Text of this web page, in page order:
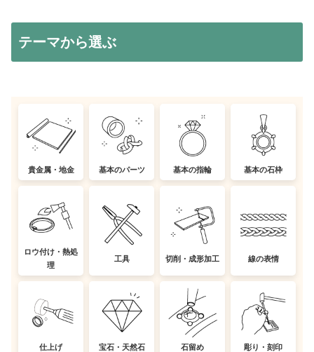
テーマから選ぶ
貴金属・地金 基本のパーツ 基本の指輪 基本の石枠
ロウ付け・熱処
理
工具 切削・成形加工 線の表情
仕上げ 宝石・天然石 石留め 彫り・刻印